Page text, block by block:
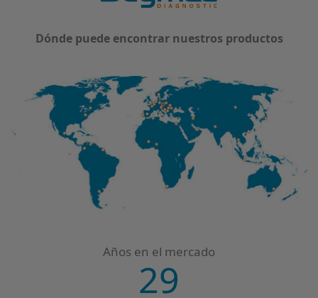
Dónde puede encontrar nuestros productos
Años en el mercado
29